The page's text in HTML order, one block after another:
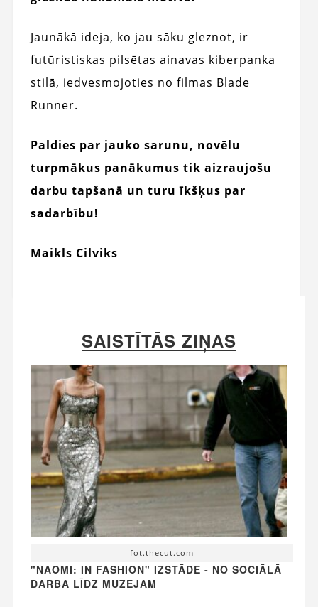
Jaunākā ideja, ko jau sāku gleznot, ir
futūristiskas pilsētas ainavas kiberpanka
stilā, iedvesmojoties no filmas Blade
Runner.
Paldies par jauko sarunu, novēlu
turpmākus panākumus tik aizraujošu
darbu tapšanā un turu īkšķus par
sadarbību!
Maikls Cilviks
SAISTĪTĀS ZIŅAS
fot.thecut.com
"NAOMI: IN FASHION" IZSTĀDE - NO SOCIĀLĀ
DARBA LĪDZ MUZEJAM